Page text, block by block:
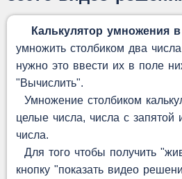
Калькулятор умножения в
умножить столбиком два
нужно это ввести их в поле
"Вычислить".
Умножение столбиком
целые числа, числа с запятой
числа.
Для того чтобы получить
кнопку "показать видео